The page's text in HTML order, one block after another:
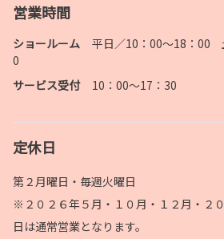
営業時間
ショールーム
平日／10：00～18：00
0
サービス受付
10：00～17：30
定休日
第２月曜日・毎週火曜日
※２０２６年５月・１０月・１２月・２
日は通常営業となります。